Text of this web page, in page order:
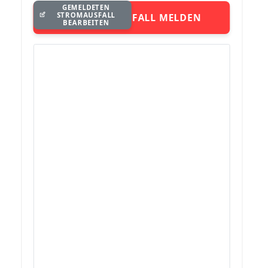
STROMAUSFALL MELDEN
GEMELDETEN
STROMAUSFALL
BEARBEITEN